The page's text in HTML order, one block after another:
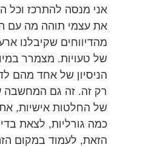
אני מנסה להתרכז וכל
את עצמי תוהה מה עם
מהדיווחים שקיבלנו
של טעויות. מצמרר
הניסיון של אחד מהם
רק זה. זה גם
של החלטות אישיות,
כמה גורליות, לצאת
הזאת, לעמוד במקום